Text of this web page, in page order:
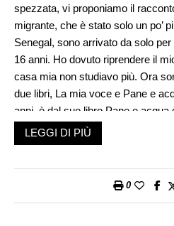
spezzata, vi proponiamo il
migrante, che è stato solo un po’
Senegal, sono arrivato da solo
16 anni. Ho dovuto riprendere il
casa mia non studiavo più. Ora
due libri, La mia voce e Pane e
anni, è dal suo libro Pane e acqua
Garrone ha tratto ispirazione per il
mingherlino e sorridente. Ci
quando avevo 10 anni mia madre
LEGGI DI PIÙ
0